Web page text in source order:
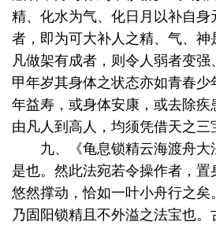
精、化水为气、化日月以补自
者，即为可大补人之精、气、
凡做架有成者，则令人弱者变
甲年岁其身体之状态亦如青春
年益寿，或身体安康，或去除
由凡人到高人，均须凭借天之三
九、《龟息锁精云海渡舟大
是也。然此法宛若令操作者，置
悠然撑动，恰如一叶小舟行之矣
乃固阳锁精且不外溢之法宝也